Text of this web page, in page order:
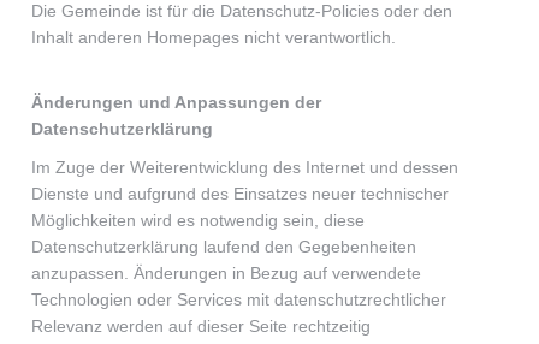
Die Gemeinde ist für die Datenschutz-Policies oder den
Inhalt anderen Homepages nicht verantwortlich.
Änderungen und Anpassungen der
Datenschutzerklärung
Im Zuge der Weiterentwicklung des Internet und dessen
Dienste und aufgrund des Einsatzes neuer technischer
Möglichkeiten wird es notwendig sein, diese
Datenschutzerklärung laufend den Gegebenheiten
anzupassen. Änderungen in Bezug auf verwendete
Technologien oder Services mit datenschutzrechtlicher
Relevanz werden auf dieser Seite rechtzeitig